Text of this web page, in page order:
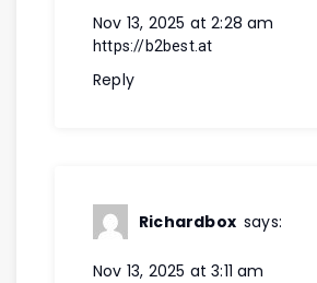
Nov 13, 2025 at 2:28 am
https://b2best.at
Reply
Richardbox says:
Nov 13, 2025 at 3:11 am